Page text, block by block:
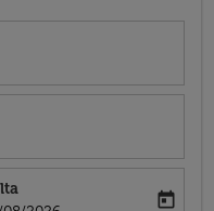
today